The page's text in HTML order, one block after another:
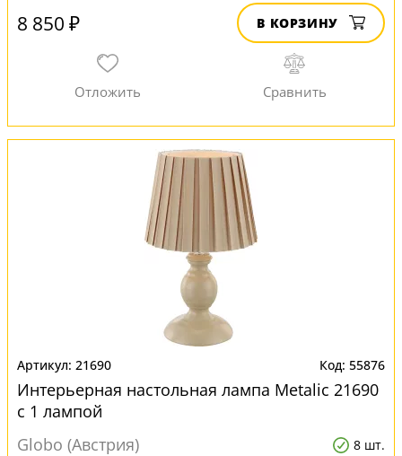
8 850 ₽ В КОРЗИНУ
21690 55876
Интерьерная настольная лампа Metalic 21690
с 1 лампой
Globo (Австрия)
8 шт.